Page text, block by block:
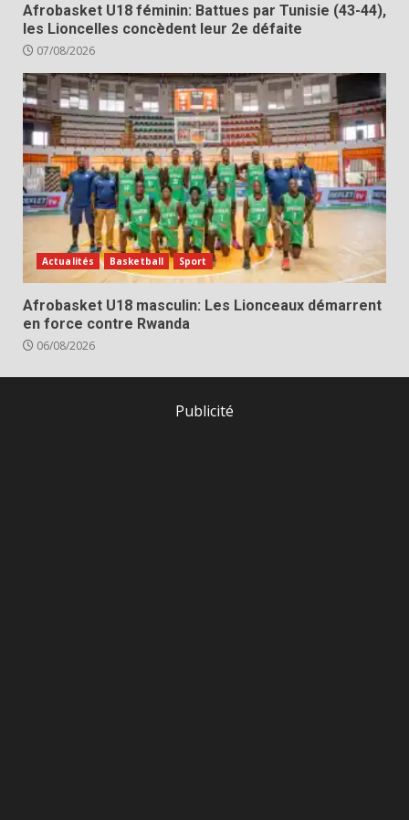
Afrobasket U18 féminin: Battues par Tunisie (43-44),
les Lioncelles concèdent leur 2e défaite
07/08/2026
Actualités Basketball Sport
Afrobasket U18 masculin: Les Lionceaux démarrent
en force contre Rwanda
06/08/2026
Publicité